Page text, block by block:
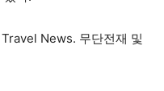
News. 무단전재 및